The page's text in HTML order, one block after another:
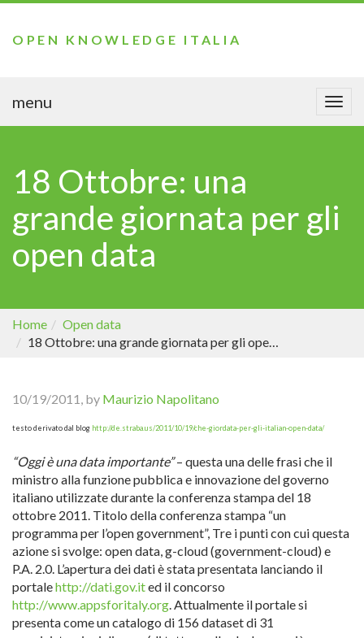
OPEN KNOWLEDGE ITALIA
menu
18 Ottobre: una
grande giornata per gli
open data
Home
Open data
18 Ottobre: una grande giornata per gli open data
10/19/2011, by Maurizio Napolitano
testo derivato dal blog http://de.straba.us/2011/10/19/che-giordata-per-gli-italian-open-data/
“Oggi è una data importante”– questa una delle frasi che il
ministro alla funzione pubblica e innovazione del governo
italiano utilizzate durante la conferenza stampa del 18
ottobre 2011. Titolo della conferenza stampa “un
programma per l’open government”, Tre i punti con cui questa
azione si svolge: open data, g-cloud (government-cloud) e
P.A. 2.0. L’apertura dei dati è stata presentata lanciando il
portalehttp://dati.gov.ited il concorso
http://www.appsforitaly.org. Attualmente il portale si
presenta come un catalogo di 156 dataset di 31